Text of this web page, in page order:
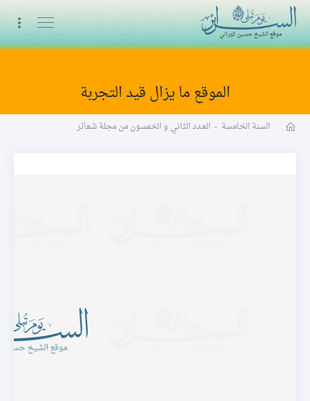
البث المباشر
الموقع ما يزال قيد التجربة
السنة الخامسة - العـدد الثاني و الخمسون من مجلة شعائر